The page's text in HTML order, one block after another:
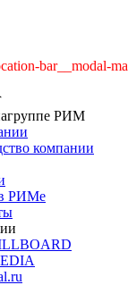
bar__modal-
РИМ
компании
РИМе